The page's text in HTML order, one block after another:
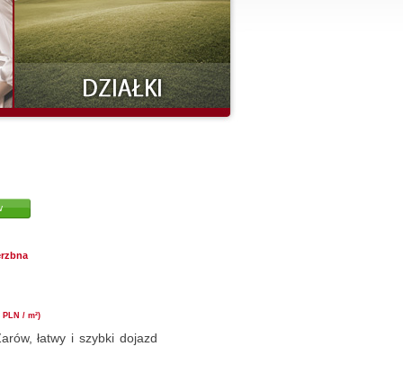
PLN / m²)
łatwy i szybki dojazd